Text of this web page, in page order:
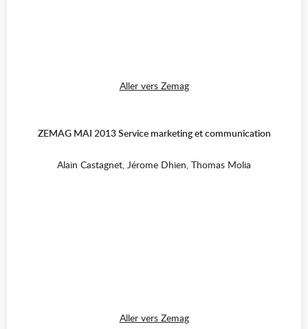
Aller vers Zemag
ZEMAG MAI 2013 Service marketing et communication
Alain Castagnet, Jérome Dhien, Thomas Molia
Aller vers Zemag